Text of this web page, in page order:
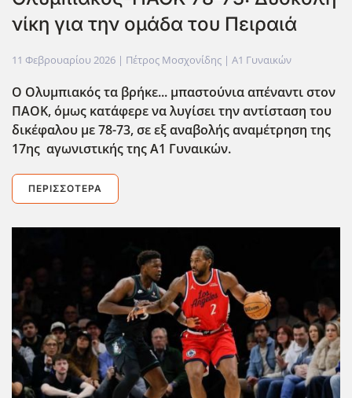
νίκη για την ομάδα του Πειραιά
11 Φεβρουαρίου 2026 | Πέτρος Μοσχονίδης | Α1 Γυναικών
Ο Ολυμπιακός τα βρήκε... μπαστούνια απέναντι στον
ΠΑΟΚ, όμως κατάφερε να λυγίσει την αντίσταση του
δικέφαλου με 78-73, σε εξ αναβολής αναμέτρηση της
17ης αγωνιστικής της Α1 Γυναικών.
ΠΕΡΙΣΣΌΤΕΡΑ